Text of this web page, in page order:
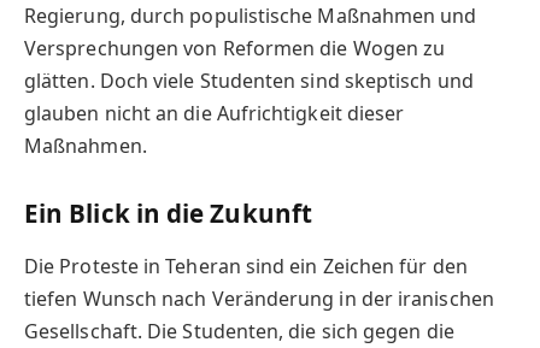
Regierung, durch populistische Maßnahmen und
Versprechungen von Reformen die Wogen zu
glätten. Doch viele Studenten sind skeptisch und
glauben nicht an die Aufrichtigkeit dieser
Maßnahmen.
Ein Blick in die Zukunft
Die Proteste in Teheran sind ein Zeichen für den
tiefen Wunsch nach Veränderung in der iranischen
Gesellschaft. Die Studenten, die sich gegen die